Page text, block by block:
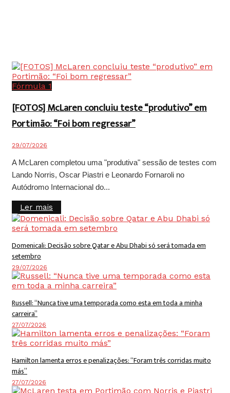
Fórmula 1
[FOTOS] McLaren concluiu teste “produtivo” em
Portimão: “Foi bom regressar”
29/07/2026
A McLaren completou uma "produtiva" sessão de testes com
Lando Norris, Oscar Piastri e Leonardo Fornaroli no
Autódromo Internacional do...
Ler mais
Domenicali: Decisão sobre Qatar e Abu Dhabi só será tomada em
setembro
29/07/2026
Russell: “Nunca tive uma temporada como esta em toda a minha
carreira”
27/07/2026
Hamilton lamenta erros e penalizações: “Foram três corridas muito
más”
27/07/2026